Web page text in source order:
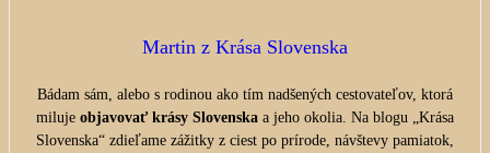
Martin z Krása Slovenska
Bádam sám, alebo s rodinou ako tím nadšených cestovateľov, ktorá
miluje objavovať krásy Slovenska a jeho okolia. Na blogu „Krása
Slovenska“ zdieľame zážitky z ciest po prírode, návštevy pamiatok,